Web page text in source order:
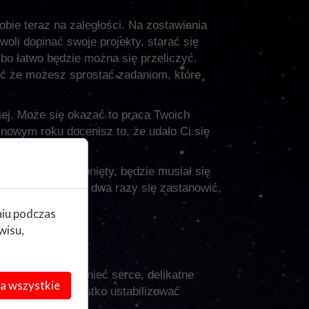
teraz na zaległości. Na zostawiania
dopinać swoje projekty, starać się
łatwo będzie można się przeliczyć.
że możesz sprostać zadaniom, które
Może się okazać to praca Twoich
roku docenisz to, że udało Ci się
nadszarpnięty, będzie musiał się
nad czymś dwa razy się zastanowić,
Ci przypomnieć serce, delikatne
Ci się to wszystko ustabilizować
podczas
wszystkie